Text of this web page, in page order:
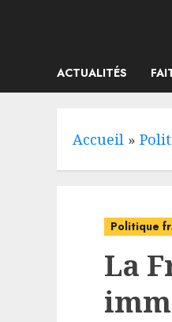
ACTUALITÉS
Accueil »
Politique
La